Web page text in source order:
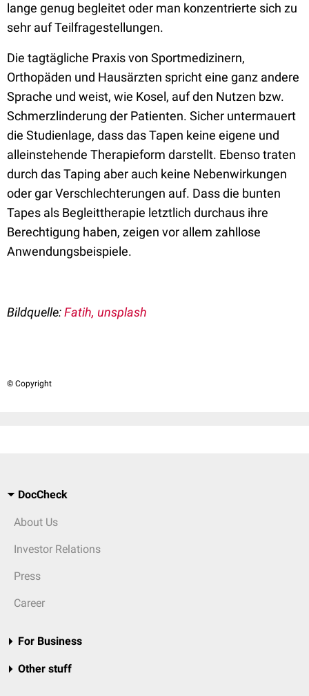
lange genug begleitet oder man konzentrierte sich zu
sehr auf Teilfragestellungen.
Die tagtägliche Praxis von Sportmedizinern,
Orthopäden und Hausärzten spricht eine ganz andere
Sprache und weist, wie Kosel, auf den Nutzen bzw.
Schmerzlinderung der Patienten. Sicher untermauert
die Studienlage, dass das Tapen keine eigene und
alleinstehende Therapieform darstellt. Ebenso traten
durch das Taping aber auch keine Nebenwirkungen
oder gar Verschlechterungen auf. Dass die bunten
Tapes als Begleittherapie letztlich durchaus ihre
Berechtigung haben, zeigen vor allem zahllose
Anwendungsbeispiele.
Bildquelle:Fatih, unsplash
© Copyright
DocCheck
About Us
Investor Relations
Press
Career
For Business
Other stuff